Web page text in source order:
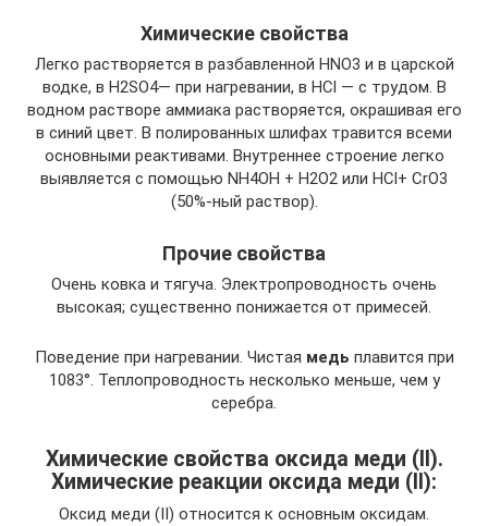
Химические свойства
Легко растворяется в разбавленной HNO3 и в царской
водке, в H2SO4— при нагревании, в НСl — с трудом. В
водном растворе аммиака растворяется, окрашивая его
в синий цвет. В полированных шлифах травится всеми
основными реактивами. Внутреннее строение легко
выявляется с помощью NH4OH + Н2O2 или НСl+ CrO3
(50%-ный раствор).
Прочие свойства
Очень ковка и тягуча. Электропроводность очень
высокая; существенно понижается от примесей.
Поведение при нагревании. Чистая медь плавится при
1083°. Теплопроводность несколько меньше, чем у
серебра.
Химические свойства оксида меди (II).
Химические реакции оксида меди (II):
Оксид меди (II) относится к основным оксидам.